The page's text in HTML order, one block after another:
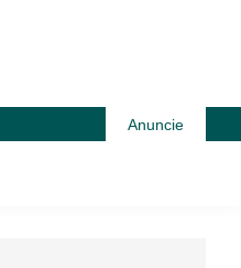
Anuncie